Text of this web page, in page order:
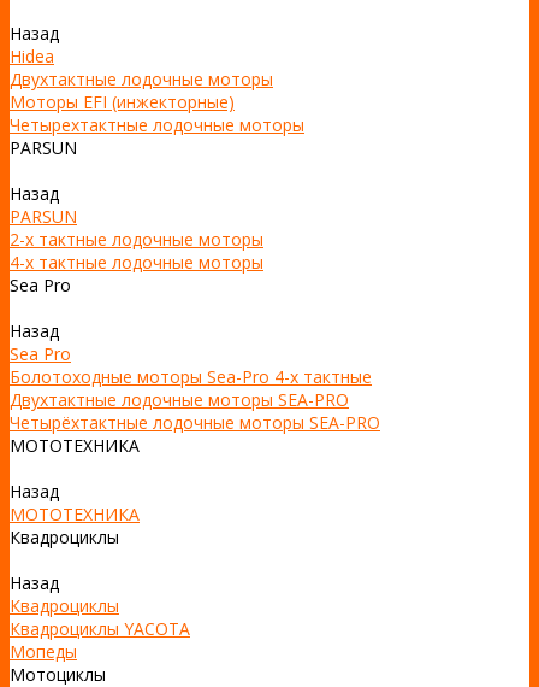
Назад
Hidea
Двухтактные лодочные моторы
Моторы EFI (инжекторные)
Четырехтактные лодочные моторы
PARSUN
Назад
PARSUN
2-х тактные лодочные моторы
4-х тактные лодочные моторы
Sea Pro
Назад
Sea Pro
Болотоходные моторы Sea-Pro 4-х тактные
Двухтактные лодочные моторы SEA-PRO
Четырёхтактные лодочные моторы SEA-PRO
МОТОТЕХНИКА
Назад
МОТОТЕХНИКА
Квадроциклы
Назад
Квадроциклы
Квадроциклы YACOTA
Мопеды
Мотоциклы